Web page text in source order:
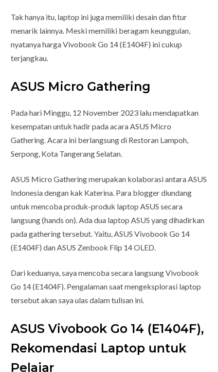
Tak hanya itu, laptop ini juga memiliki desain dan fitur
menarik lainnya. Meski memiliki beragam keunggulan,
nyatanya harga Vivobook Go 14 (E1404F) ini cukup
terjangkau.
ASUS Micro Gathering
Pada hari Minggu, 12 November 2023 lalu mendapatkan
kesempatan untuk hadir pada acara ASUS Micro
Gathering. Acara ini berlangsung di Restoran Lampoh,
Serpong, Kota Tangerang Selatan.
ASUS Micro Gathering merupakan kolaborasi antara ASUS
Indonesia dengan kak Katerina. Para blogger diundang
untuk mencoba produk-produk laptop ASUS secara
langsung (hands on). Ada dua laptop ASUS yang dihadirkan
pada gathering tersebut. Yaitu, ASUS Vivobook Go 14
(E1404F) dan ASUS Zenbook Flip 14 OLED.
Dari keduanya, saya mencoba secara langsung Vivobook
Go 14 (E1404F). Pengalaman saat mengeksplorasi laptop
tersebut akan saya ulas dalam tulisan ini.
ASUS Vivobook Go 14 (E1404F),
Rekomendasi Laptop untuk
Pelajar